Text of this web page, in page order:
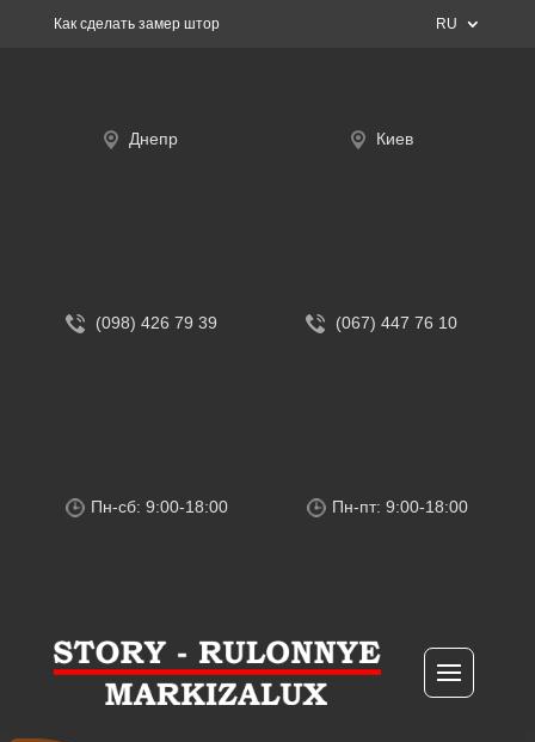
Как сделать замер штор RU
Днепр
(098) 426 79 39
Пн-сб: 9:00-18:00
Киев
(067) 447 76 10
Пн-пт: 9:00-18:00